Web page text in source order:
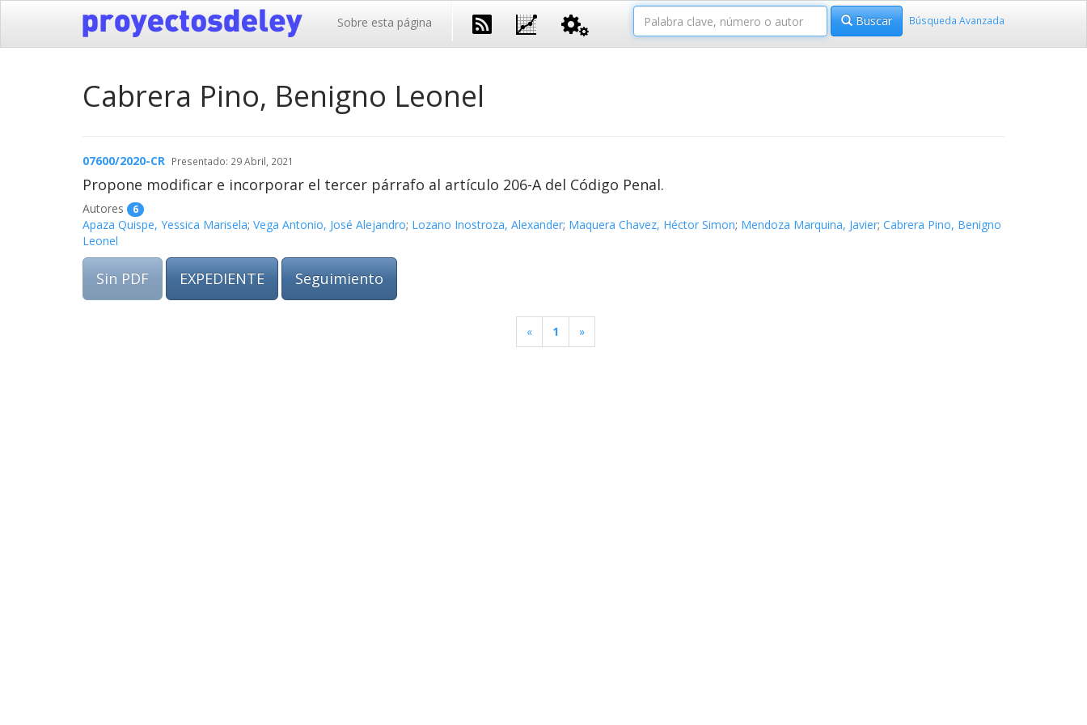
Sobre esta página Buscar Búsqueda Avanzada
Cabrera Pino, Benigno Leonel
07600/2020-CR Presentado: 29 Abril, 2021
Propone modificar e incorporar el tercer párrafo al artículo 206-A del Código Penal.
Autores 6
Apaza Quispe, Yessica Marisela; Vega Antonio, José Alejandro; Lozano Inostroza, Alexander; Maquera Chavez, Héctor Simon; Mendoza Marquina, Javier; Cabrera Pino, Benigno
Leonel
Sin PDF EXPEDIENTE Seguimiento
« 1 »